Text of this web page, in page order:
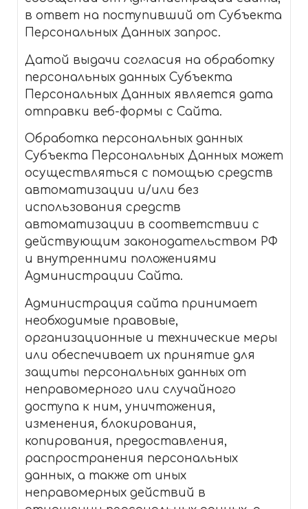
в ответ на поступивший от Субъекта
Персональных Данных запрос.
Датой выдачи согласия на обработку
персональных данных Субъекта
Персональных Данных является дата
отправки веб-формы с Сайта.
Обработка персональных данных
Субъекта Персональных Данных может
осуществляться с помощью средств
автоматизации и/или без
использования средств
автоматизации в соответствии с
действующим законодательством РФ
и внутренними положениями
Администрации Сайта.
Администрация сайта принимает
необходимые правовые,
организационные и технические меры
или обеспечивает их принятие для
защиты персональных данных от
неправомерного или случайного
доступа к ним, уничтожения,
изменения, блокирования,
копирования, предоставления,
распространения персональных
данных, а также от иных
неправомерных действий в